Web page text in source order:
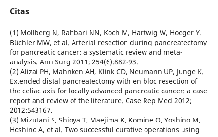
Citas
(1) Mollberg N, Rahbari NN, Koch M, Hartwig W, Hoeger Y,
Büchler MW, et al. Arterial resection during pancreatectomy
for pancreatic cancer: a systematic review and meta-
analysis. Ann Surg 2011; 254(6):882-93.
(2) Alizai PH, Mahnken AH, Klink CD, Neumann UP, Junge K.
Extended distal pancreatectomy with en bloc resection of
the celiac axis for locally advanced pancreatic cancer: a case
report and review of the literature. Case Rep Med 2012;
2012:543167.
(3) Mizutani S, Shioya T, Maejima K, Komine O, Yoshino M,
Hoshino A, et al. Two successful curative operations using